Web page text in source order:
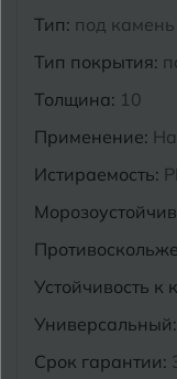
Тип: под камень
Тип покрытия:
Толщина: 10
Применение:
Истираемость:
Устойчивость к
Универсальный:
Срок гарантии: